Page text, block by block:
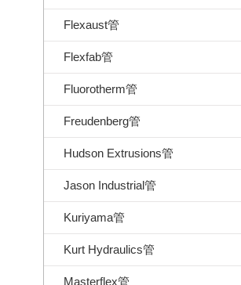
Flexaust管
Flexfab管
Fluorotherm管
Freudenberg管
Hudson Extrusions管
Jason Industrial管
Kuriyama管
Kurt Hydraulics管
Masterflex管